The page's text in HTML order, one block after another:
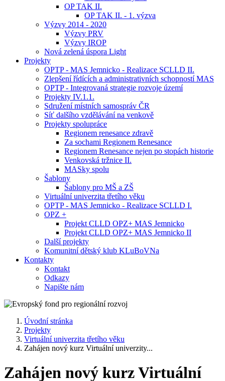
OP TAK II.
OP TAK II. - 1. výzva
Výzvy 2014 - 2020
Výzvy PRV
Výzvy IROP
Nová zelená úspora Light
Projekty
OPTP - MAS Jemnicko - Realizace SCLLD II.
Zlepšení řídících a administrativních schopností MAS
OPTP - Integrovaná strategie rozvoje území
Projekty IV.1.1.
Sdružení místních samospráv ČR
Síť dalšího vzdělávání na venkově
Projekty spolupráce
Regionem renesance zdravě
Za sochami Regionem Renesance
Regionem Renesance nejen po stopách historie
Venkovská tržnice II.
MASky spolu
Šablony
Šablony pro MŠ a ZŠ
Virtuální univerzita třetího věku
OPTP - MAS Jemnicko - Realizace SCLLD I.
OPZ +
Projekt CLLD OPZ+ MAS Jemnicko
Projekt CLLD OPZ+ MAS Jemnicko II
Další projekty
Komunitní dětský klub KLuBoVNa
Kontakty
Kontakt
Odkazy
Napište nám
Úvodní stránka
Projekty
Virtuální univerzita třetího věku
Zahájen nový kurz Virtuální univerzity...
Zahájen nový kurz Virtuální